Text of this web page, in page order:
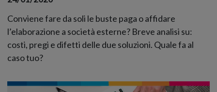
Conviene fare da soli le buste paga o affidare
l’elaborazione a società esterne? Breve analisi su:
costi, pregi e difetti delle due soluzioni. Quale fa al
caso tuo?